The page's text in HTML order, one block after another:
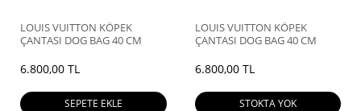
LOUIS VUITTON KÖPEK
ÇANTASI DOG BAG 40 CM
6.800,00 TL
SEPETE EKLE
LOUIS VUITTON KÖPEK
ÇANTASI DOG BAG 40 CM
6.800,00 TL
STOKTA YOK